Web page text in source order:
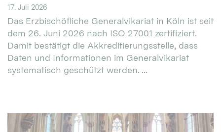
17. Juli 2026
Das Erzbischöfliche Generalvikariat in Köln ist seit
dem 26. Juni 2026 nach ISO 27001 zertifiziert.
Damit bestätigt die Akkreditierungsstelle, dass
Daten und Informationen im Generalvikariat
systematisch geschützt werden. ...